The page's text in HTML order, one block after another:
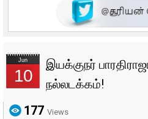
Jun
10
இயக்குநர்
நல்லடக்கம்!
177 Views